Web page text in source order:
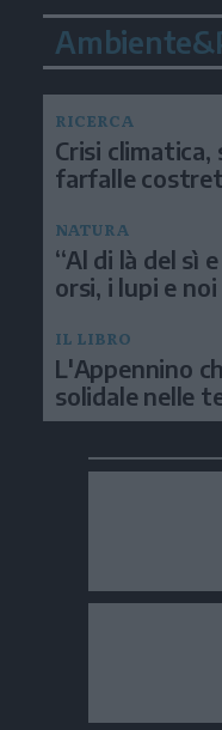
RICERCA
Crisi climatica,
farfalle
NATURA
“Al di là del sì
orsi, i lupi e noi
IL LIBRO
L'Appennino
solidale nelle